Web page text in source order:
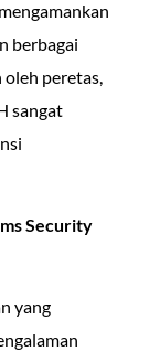
berbagai
peretas,
sangat
Security
yang